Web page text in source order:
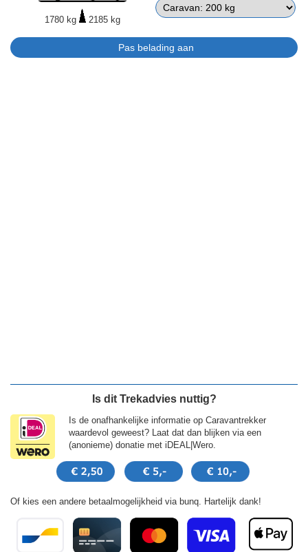
1780 kg 2185 kg
Is dit Trekadvies nuttig?
Is de onafhankelijke informatie op Caravantrekker
waardevol geweest? Laat dat dan blijken via een
(anonieme) donatie met iDEAL|Wero.
Of kies een andere betaalmogelijkheid via bunq. Hartelijk dank!